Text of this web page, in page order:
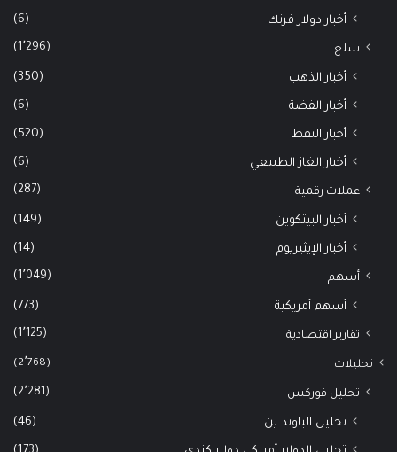
أخبار دولار فرنك (6)
سلع (1٬296)
أخبار الذهب (350)
أخبار الفضة (6)
أخبار النفط (520)
أخبار الغاز الطبيعي (6)
عملات رقمية (287)
أخبار البيتكوين (149)
أخبار الإيثيريوم (14)
أسهم (1٬049)
أسهم أمريكية (773)
تقارير اقتصادية (1٬125)
تحليلات (2٬768)
تحليل فوركس (2٬281)
تحليل الباوند ين (46)